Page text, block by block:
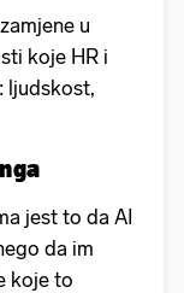
u
koje HR i
ljudskost,
jest to da AI
da im
koje to